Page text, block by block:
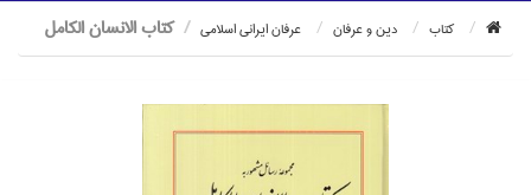
كتاب دين و عرفان عرفان ايراني اسلامي كتاب الانسان الكامل